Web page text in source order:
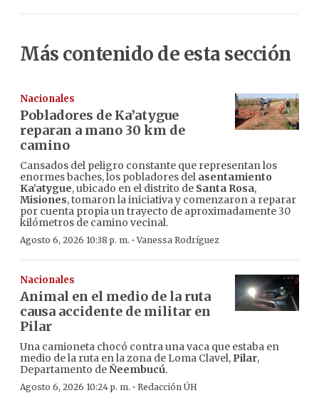
Más contenido de esta sección
Nacionales
Pobladores de Ka’atygue
reparan a mano 30 km de
camino
Cansados del peligro constante que representan los
enormes baches, los pobladores del asentamiento
Ka’atygue, ubicado en el distrito de Santa Rosa,
Misiones, tomaron la iniciativa y comenzaron a reparar
por cuenta propia un trayecto de aproximadamente 30
kilómetros de camino vecinal.
Agosto 6, 2026 10:38 p. m. ·Vanessa Rodríguez
Nacionales
Animal en el medio de la ruta
causa accidente de militar en
Pilar
Una camioneta chocó contra una vaca que estaba en
medio de la ruta en la zona de Loma Clavel, Pilar,
Departamento deÑeembucú.
Agosto 6, 2026 10:24 p. m. · Redacción ÚH